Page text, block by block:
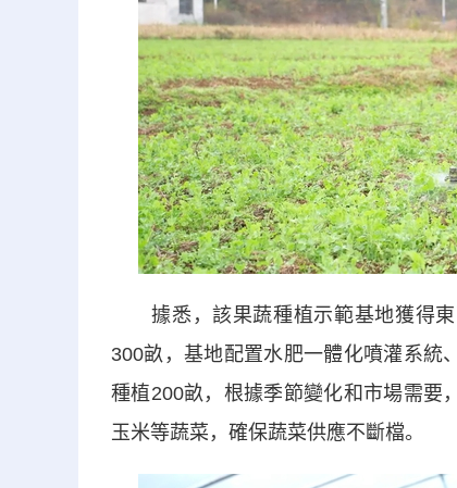
據悉，該果蔬種植示範基地獲得東
300畝，基地配置水肥一體化噴灌系統
種植200畝，根據季節變化和市場需要
玉米等蔬菜，確保蔬菜供應不斷檔。